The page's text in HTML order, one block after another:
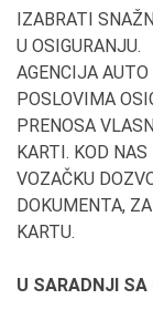
IZABRATI
U OSIGURANJU.
AGENCIJA
POSLOVIMA
PRENOSA
KARTI. KOD
VOZAČKU
DOKUMENTA,
KARTU.
U SARADNJI SA